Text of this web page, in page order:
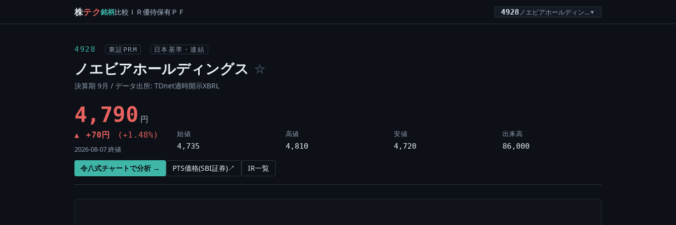
株テク銘柄比較 ＩＲ優待保有ＰＦ 4928 ノエビアホールディングス▼
4928 東証PRM 日本基準・連結
ノエビアホールディングス ☆
決算期 9月 / データ出所: TDnet適時開示XBRL
4,790 円
▲ +70円 (+1.48%)
2026-08-07 終値
始値
4,735
高値
4,810
安値
4,720
出来高
86,000
令八式チャートで分析 → PTS価格(SBI証券)↗ IR一覧